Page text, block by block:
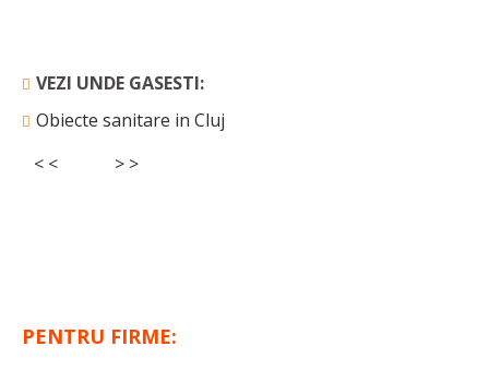
VEZI UNDE GASESTI:
Obiecte sanitare in Cluj
< <
> >
PENTRU FIRME: